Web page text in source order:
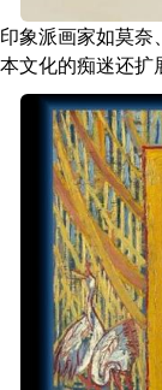
印象派画家如莫奈
本文化的痴迷还扩